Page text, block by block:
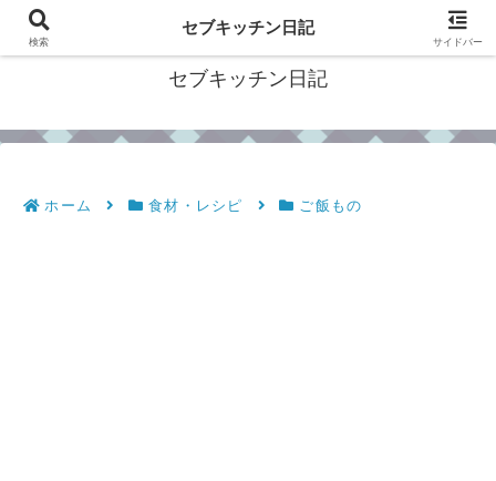
フィリピン・セブの移住情報やおすすめ食材・レシピを発信
セブキッチン日記
ホーム 食材・レシピ ご飯もの
検索
セブキッチン日記
サイドバー